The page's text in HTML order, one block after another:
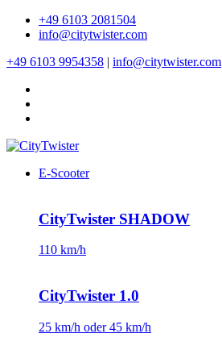
+49 6103 2081504
info@citytwister.com
+49 6103 9954358 | info@citytwister.com
E-Scooter
CityTwister SHADOW
110 km/h
CityTwister 1.0
25 km/h oder 45 km/h